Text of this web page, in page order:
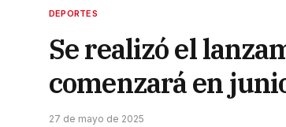
DEPORTES
Se realizó el
comenzará en
27 de mayo de 2025